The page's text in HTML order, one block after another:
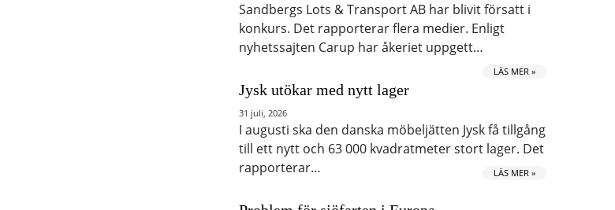
Sandbergs Lots & Transport AB har blivit försatt i
konkurs. Det rapporterar flera medier. Enligt
nyhetssajten Carup har åkeriet uppgett…
LÄS MER »
Jysk utökar med nytt lager
31 juli, 2026
I augusti ska den danska möbeljätten Jysk få tillgång
till ett nytt och 63 000 kvadratmeter stort lager. Det
rapporterar…
LÄS MER »